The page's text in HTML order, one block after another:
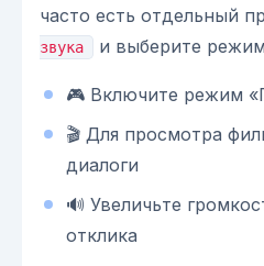
часто есть отдельный
звука
и выберите
🎮 Включите режим
🎬 Для просмотра
диалоги
🔊 Увеличьте
отклика